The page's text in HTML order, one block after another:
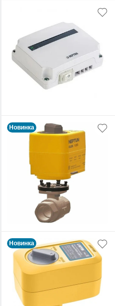
Новинка
Новинка